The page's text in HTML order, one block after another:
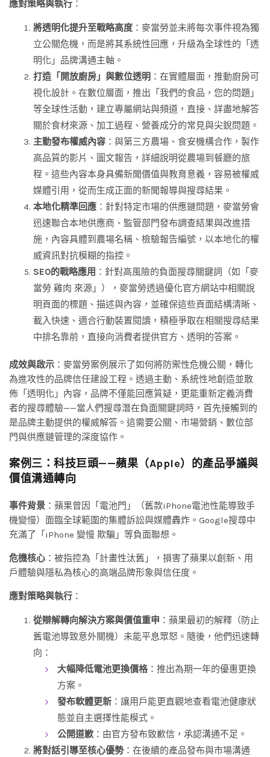
應對策略與執行 ：
將透明化提升至戰略高度 ：麥當勞並未將每次事件視為獨
立公關危機，而是將其系統性回應，升級為全球性的「透
明化」品牌溝通主軸。
打造「開放廚房」與數位透明 ：在實體層面，推動廚房可
視化設計。在數位層面，推出「我們的食品，您的問題」
等全球性活動，建立專屬網站與頻道，直接、詳盡地解答
關於食材來源、加工過程、營養成分的常見與尖銳問題。
主動發布權威內容 ：與第三方農場、食安機構合作，製作
高品質的影片、圖文報告，詳細說明從農場到餐廳的旅
程。這些內容本身具備新聞價值與教育意義，容易被權威
媒體引用，從而生成正面的新聞報導與搜尋結果。
本地化精準回應 ：針對特定市場的供應鏈問題，麥當勞會
迅速聯合本地供應商、監管部門發布調查結果與改進措
施，內容具體到農場名稱、檢驗報告編號，以本地化的權
威資訊對抗模糊的指控。
SEO的戰略應用 ：針對高風險的負面搜尋關鍵詞（如「麥
當勞 雞肉 來源」），麥當勞透過優化官方網站中相關說
明頁面的標題、描述與內容，並確保這些頁面結構清晰、
載入快速、適合行動裝置閱讀，積極爭取在相關搜尋結果
中排名靠前，直接向消費者提供官方、透明的答案。
成效與啟示 ：麥當勞案例展示了如何將防禦性危機公關，轉化
為進攻性的品牌信任建設工程。透過主動、系統性地創造並散
佈「透明化」內容，品牌不僅能回應質疑，更能重新定義消費
者的搜尋體驗——當人們搜尋潛在負面關鍵詞時，首先接觸到的
是品牌主動提供的權威解答。這需要公關、市場營銷、數位部
門與供應鏈管理的深度協作。
案例三：科技巨頭——蘋果（Apple）的產品爭議與
價值溝通轉向
事件背景 ：蘋果曾因「電池門」（舊款iPhone電池性能導致手
機變慢）面臨全球範圍的集體訴訟與媒體轟炸。Google搜尋中
充滿了「iPhone 變慢 欺騙」等負面聯想。
危機核心 ：被指控為「計畫性汰舊」，損害了蘋果以創新、用
戶體驗與隱私為核心的高端品牌形象與信任度。
應對策略與執行 ：
從辯解轉向解決方案與價值重申 ：蘋果最初的解釋（防止
舊電池導致意外關機）未能平息眾怒。隨後，他們迅速轉
向：
大幅降低電池更換價格：推出為期一年的優惠更換
方案。
發布軟體更新 ：讓用戶能更直觀地查看電池健康狀
態並自主選擇性能模式。
公開道歉 ：由官方發布致歉信，承認溝通不足。
將對話引導至核心優勢：在後續的產品發布與市場溝通